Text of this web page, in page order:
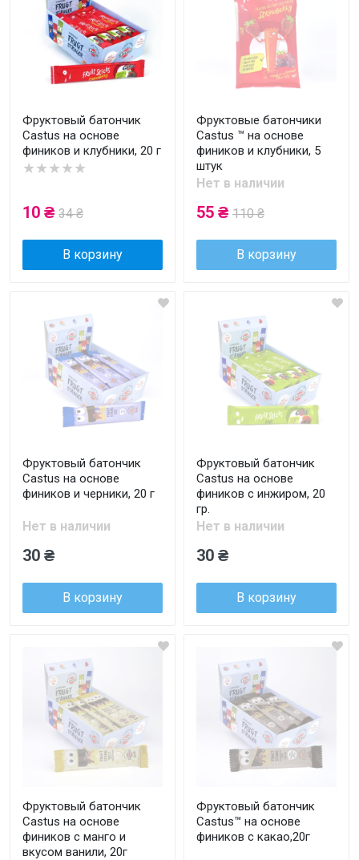
Фруктовый батончик
Castus на основе
фиников и клубники, 20 г
★★★★★
10 ₴ 34 ₴
В корзину
Фруктовые батончики
Castus ™ на основе
фиников и клубники, 5
штук
Нет в наличии
55 ₴ 110 ₴
В корзину
Фруктовый батончик
Castus на основе
фиников и черники, 20 г
Нет в наличии
30 ₴
В корзину
Фруктовый батончик
Castus на основе
фиников с инжиром, 20
гр.
Нет в наличии
30 ₴
В корзину
Фруктовый батончик
Castus на основе
фиников с манго и
вкусом ванили, 20г
Фруктовый батончик
Castus™ на основе
фиников с какао,20г